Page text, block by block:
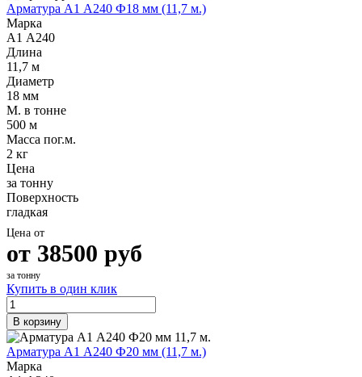
Арматура А1 А240 Ф18 мм (11,7 м.)
Марка
А1 А240
Длина
11,7 м
Диаметр
18 мм
М. в тонне
500 м
Масса пог.м.
2 кг
Цена
за тонну
Поверхность
гладкая
Цена от
от 38500 руб
за тонну
Купить в один клик
В корзину
Арматура А1 А240 Ф20 мм (11,7 м.)
Марка